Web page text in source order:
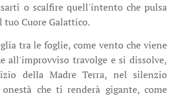
o scalfire quell'intento che pulsa
tuo Cuore Galattico.
tra le foglie, come vento che viene
all'improvviso travolge e si dissolve,
della Madre Terra, nel silenzio
che ti renderà gigante, come